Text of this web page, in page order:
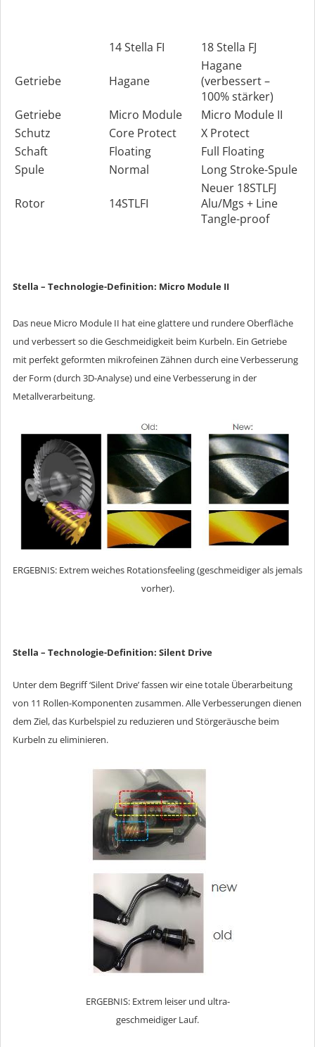
14 Stella FI 18 Stella FJ
Getriebe Hagane
Hagane
(verbessert –
100% stärker)
Getriebe
Micro Module
Micro Module II
Schutz
Core Protect
X Protect
Schaft
Floating
Full Floating
Spule
Normal Long Stroke-Spule
Rotor 14STLFI
Neuer 18STLFJ
Alu/Mgs + Line
Tangle-proof
Stella – Technologie-Definition: Micro Module II
Das neue Micro Module II hat eine glattere und rundere Oberfläche
und verbessert so die Geschmeidigkeit beim Kurbeln. Ein Getriebe
mit perfekt geformten mikrofeinen Zähnen durch eine Verbesserung
der Form (durch 3D-Analyse) und eine Verbesserung in der
Metallverarbeitung.
ERGEBNIS: Extrem weiches Rotationsfeeling (geschmeidiger als jemals
vorher).
Stella – Technologie-Definition: Silent Drive
Unter dem Begriff ‘Silent Drive’ fassen wir eine totale Überarbeitung
von 11 Rollen-Komponenten zusammen. Alle Verbesserungen dienen
dem Ziel, das Kurbelspiel zu reduzieren und Störgeräusche beim
Kurbeln zu eliminieren.
ERGEBNIS: Extrem leiser und ultra-
geschmeidiger Lauf.